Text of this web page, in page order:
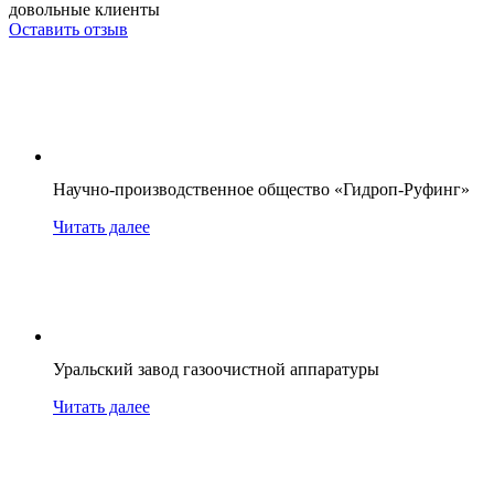
довольные клиенты
Оставить отзыв
Научно-производственное общество «Гидроп-Руфинг»
Читать далее
Уральский завод газоочистной аппаратуры
Читать далее